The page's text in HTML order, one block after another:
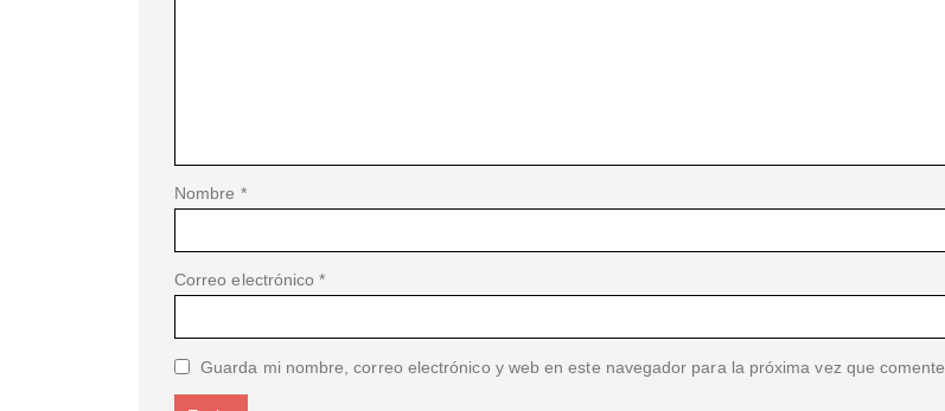
Nombre *
Correo electrónico*
Guarda mi nombre, correo electrónico y web en este navegador para la próxima vez que comente.